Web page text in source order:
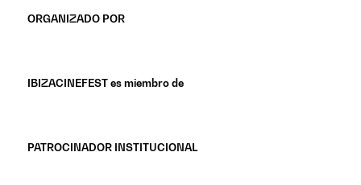
ORGANIZADO POR
IBIZACINEFEST es miembro de
PATROCINADOR INSTITUCIONAL